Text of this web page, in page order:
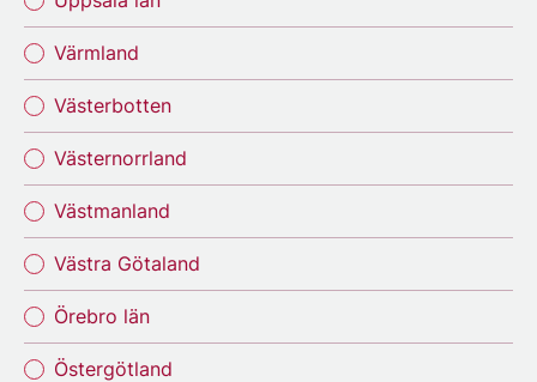
Värmland
Västerbotten
Västernorrland
Västmanland
Västra Götaland
Örebro län
Östergötland